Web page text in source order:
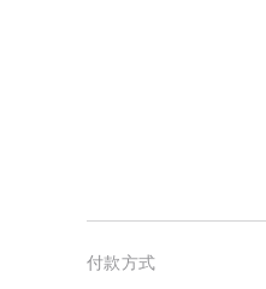
付款方式